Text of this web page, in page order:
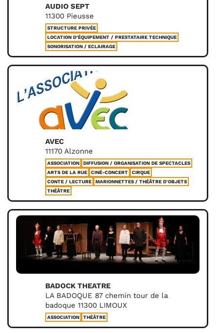
AUDIO SEPT
11300 Pieusse
STRUCTURE PRIVÉE
LOCATION D’ÉQUIPEMENT / PRESTATAIRE TECHNIQUE
SONORISATION / ECLAIRAGE
AVEC
11170 Alzonne
ASSOCIATION
DIFFUSION / ORGANISATION DE SPECTACLES
ARTS DE LA RUE
CINÉ-CONCERT
CIRQUE
CONTE / LECTURE
MARIONNETTES / THÉÂTRE D'OBJETS
THÉÂTRE
BADOCK THEATRE
LA BADOQUE 87 chemin tour de la
badoque 11300 LIMOUX
ASSOCIATION THÉÂTRE